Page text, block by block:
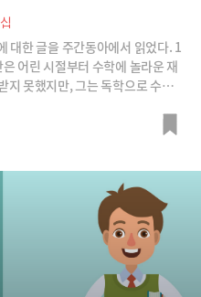
대한 글을 주간동아에서 읽었다. 1
어린 시절부터 수학에 놀라운 재
지 못했지만, 그는 독학으로 수학
영국의 수학 교수들에게 논문을